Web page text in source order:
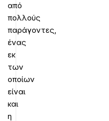
από
πολλούς
παράγοντες,
ένας
εκ
των
οποίων
είναι
και
η